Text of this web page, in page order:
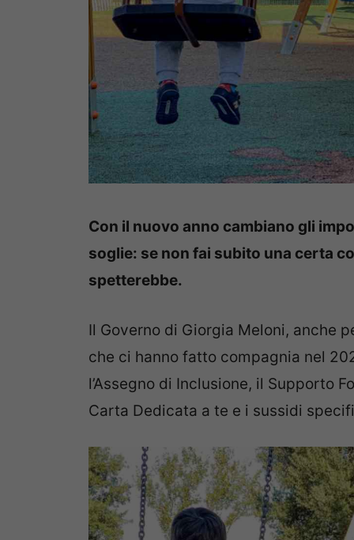
Con il nuovo anno cambiano gli
soglie: se non fai subito una certa
spetterebbe.
Il Governo di Giorgia Meloni, anche
che ci hanno fatto compagnia nel
l’Assegno di Inclusione, il Supporto
Carta Dedicata a te e i sussidi